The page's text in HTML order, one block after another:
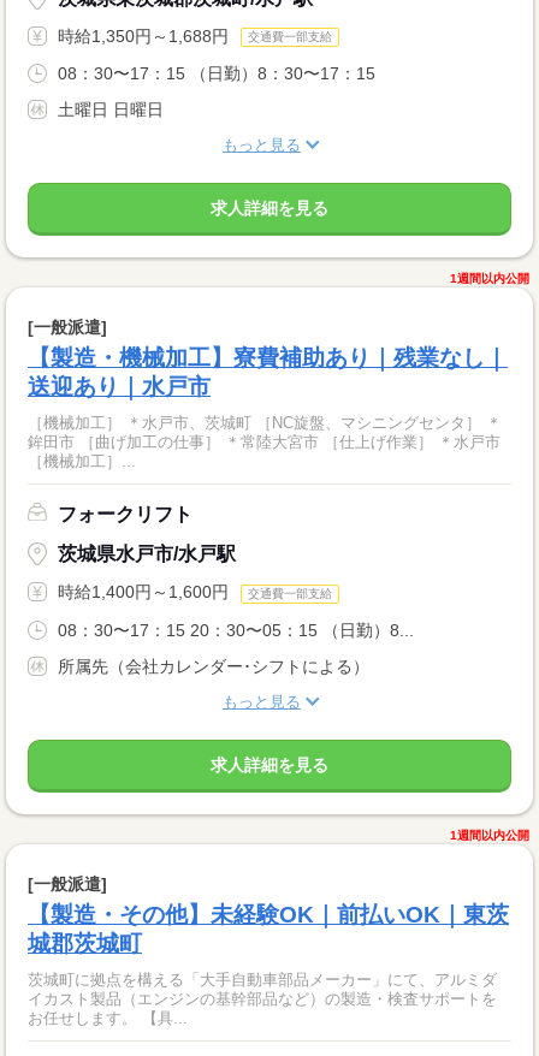
時給1,350円～1,688円 交通費一部支給
08：30〜17：15 （日勤）8：30〜17：15
土曜日 日曜日
もっと見る
求人詳細を見る
1週間以内公開
[一般派遣]
【製造・機械加工】寮費補助あり｜残業なし｜
送迎あり｜水戸市
［機械加工］ ＊水戸市、茨城町 ［NC旋盤、マシニングセンタ］ ＊
鉾田市 ［曲げ加工の仕事］ ＊常陸大宮市 ［仕上げ作業］ ＊水戸市
［機械加工］...
フォークリフト
茨城県水戸市/水戸駅
時給1,400円～1,600円 交通費一部支給
08：30〜17：15 20：30〜05：15 （日勤）8...
所属先（会社カレンダー･シフトによる）
もっと見る
求人詳細を見る
1週間以内公開
[一般派遣]
【製造・その他】未経験OK｜前払いOK｜東茨
城郡茨城町
茨城町に拠点を構える「大手自動車部品メーカー」にて、アルミダ
イカスト製品（エンジンの基幹部品など）の製造・検査サポートを
お任せします。 【具...